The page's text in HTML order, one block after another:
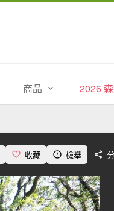
商品 2026
收藏 檢舉